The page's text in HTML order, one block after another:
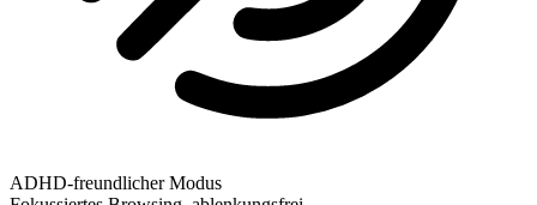
ADHD-freundlicher Modus